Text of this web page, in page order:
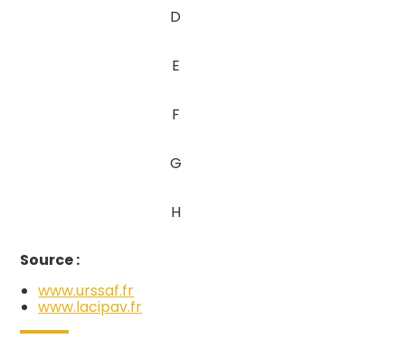
D
E
F
G
H
Source :
www.urssaf.fr
www.lacipav.fr